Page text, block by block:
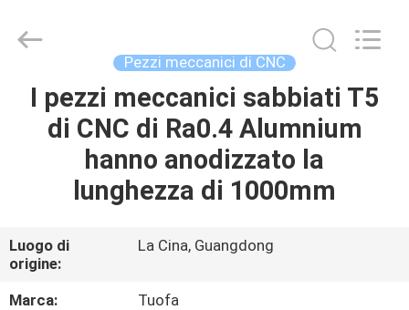
CASA.
PRODOTTI
DI
NOI
Technology
Pezzi meccanici di CNC
I pezzi meccanici sabbiati T5
di CNC di Ra0.4 Alumnium
hanno anodizzato la
lunghezza di 1000mm
Luogo di
origine:
La Cina, Guangdong
Marca:
Tuofa